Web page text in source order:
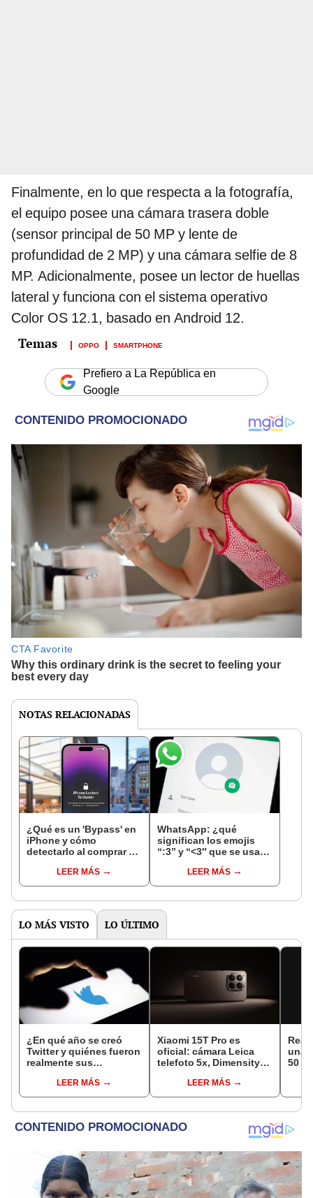
Finalmente, en lo que respecta a la fotografía,
el equipo posee una cámara trasera doble
(sensor principal de 50 MP y lente de
profundidad de 2 MP) y una cámara selfie de 8
MP. Adicionalmente, posee un lector de huellas
lateral y funciona con el sistema operativo
Color OS 12.1, basado en Android 12.
OPPO SMARTPHONE
Prefiero a La República en
Google
NOTAS RELACIONADAS
¿Qué es un 'Bypass' en
iPhone y cómo
detectarlo al comprar un
LEER MÁS
WhatsApp: ¿qué
significan los emojis
“:3” y “<3″ que se usan
LEER MÁS
LO MÁS VISTO LO ÚLTIMO
¿En qué año se creó
Twitter y quiénes fueron
realmente sus
LEER MÁS
Xiaomi 15T Pro es
oficial: cámara Leica
telefoto 5x, Dimensity
batería y más
LEER MÁS
una
50